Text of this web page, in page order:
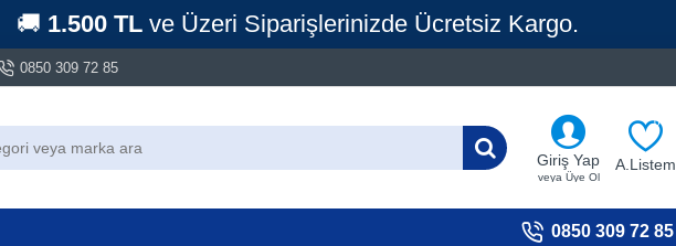
🚚 1.500 TLve Üzeri Siparişlerinizde Ücretsiz Kargo.
0850 309 72 85
Giriş Yap
veya Üye Ol
A.Listem
0
0850 309 72 85